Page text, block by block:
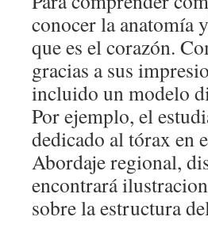
conocer la anatomía
que es el corazón.
gracias a sus
incluido un modelo
Por ejemplo, el
dedicado al tórax en
Abordaje regional,
encontrará
sobre la estructura